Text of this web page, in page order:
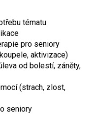
tématu
pro seniory
aktivizace)
od bolestí, záněty,
(strach, zlost,
seniory